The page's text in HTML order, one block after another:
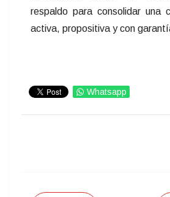
respaldo para consolidar una
activa, propositiva y con
Whatsapp